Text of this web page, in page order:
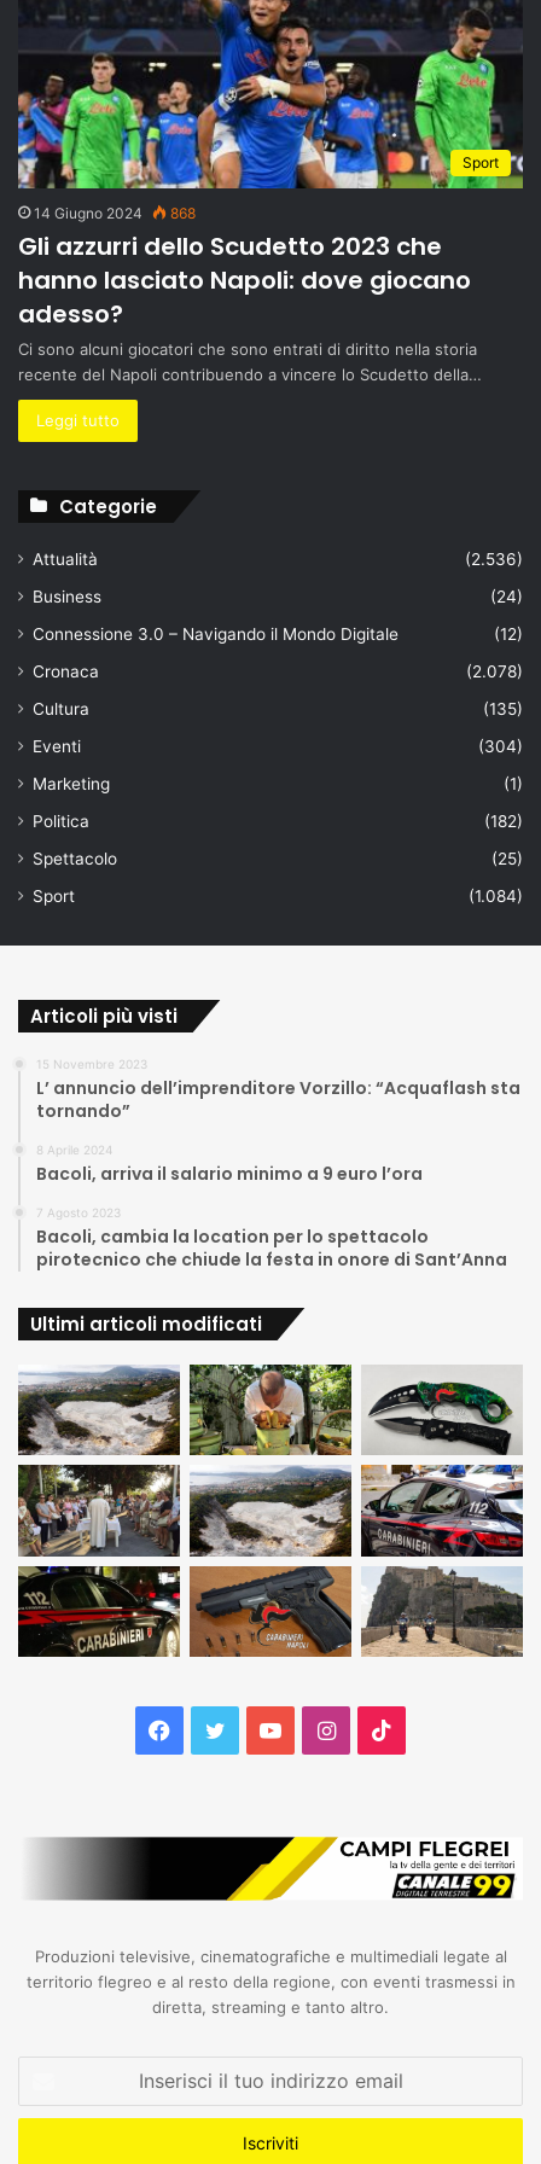
Sport
14 Giugno 2024 868
Gli azzurri dello Scudetto 2023 che
hanno lasciato Napoli: dove giocano
adesso?
Ci sono alcuni giocatori che sono entrati di diritto nella storia
recente del Napoli contribuendo a vincere lo Scudetto della…
Leggi tutto
Categorie
Attualità
(2.536)
Business
(24)
Connessione 3.0 – Navigando il Mondo Digitale
(12)
Cronaca
(2.078)
Cultura
(135)
Eventi
(304)
Marketing
(1)
Politica
(182)
Spettacolo
(25)
Sport
(1.084)
Articoli più visti
15 Novembre 2023
L’ annuncio dell’imprenditore Vorzillo: “Acquaflash sta
tornando”
8 Aprile 2024
Bacoli, arriva il salario minimo a 9 euro l’ora
7 Agosto 2023
Bacoli, cambia la location per lo spettacolo
pirotecnico che chiude la festa in onore di Sant’Anna
Ultimi articoli modificati
Facebook
TwitterYouTubeInstagram
Produzioni televisive, cinematografiche e multimediali legate al
territorio flegreo e al resto della regione, con eventi trasmessi in
diretta, streaming e tanto altro.
tuo